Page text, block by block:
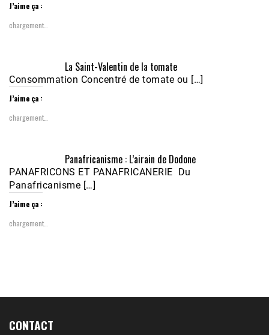
Nobana (Podologue)
Feb 24, 2021 • 28mn
J’aime ça :
chargement…
La Saint-Valentin de la tomate
Consommation Concentré de tomate ou […]
J’aime ça :
chargement…
Panafricanisme : L’airain de Dodone
PANAFRICONS ET PANAFRICANERIE Du
Panafricanisme […]
J’aime ça :
chargement…
CONTACT